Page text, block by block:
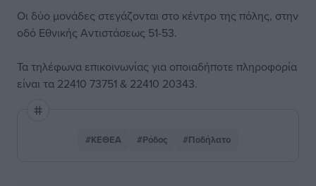
Οι δύο μονάδες στεγάζονται στο κέντρο της πόλης, στην
οδό Εθνικής Αντιστάσεως 51-53.
Τα τηλέφωνα επικοινωνίας για οποιαδήποτε πληροφορία
είναι τα 22410 73751 & 22410 20343.
#ΚΕΘΕΑ #Ρόδος #Ποδήλατο